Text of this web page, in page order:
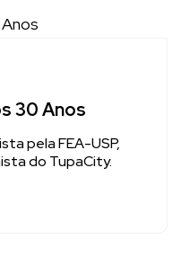
30 Anos
pela FEA-USP,
do TupaCity.